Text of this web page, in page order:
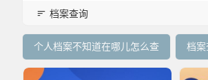
档案查询
个人档案不知道在哪儿怎么查 档案